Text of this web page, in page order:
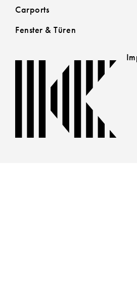
Carports
Fenster & Türen